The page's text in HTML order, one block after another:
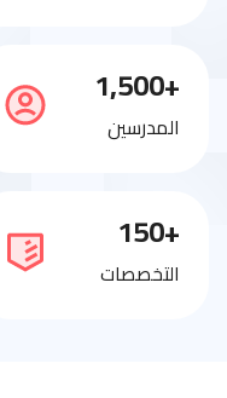
+1,500
المدرسين
+150
التخصصات